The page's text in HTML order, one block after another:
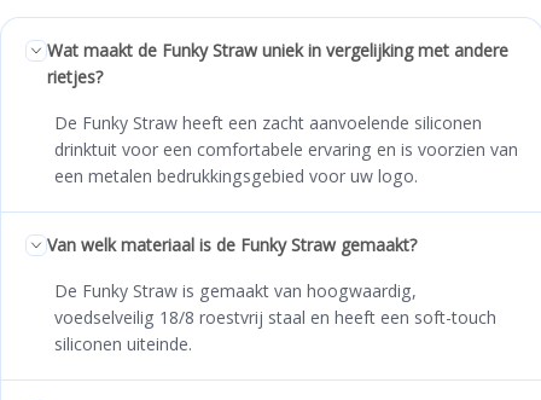
Wat maakt de Funky Straw uniek in vergelijking met andere
rietjes?
De Funky Straw heeft een zacht aanvoelende siliconen
drinktuit voor een comfortabele ervaring en is voorzien van
een metalen bedrukkingsgebied voor uw logo.
Van welk materiaal is de Funky Straw gemaakt?
De Funky Straw is gemaakt van hoogwaardig,
voedselveilig 18/8 roestvrij staal en heeft een soft-touch
siliconen uiteinde.